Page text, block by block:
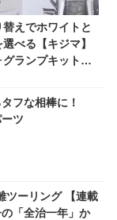
えでホワイトと
べる【キジマ】
ランプキットに
クス／グロム用が
タフな相棒に！
ツ
ツーリング 【連載
「全治一年」か